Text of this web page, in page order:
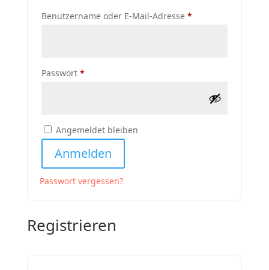
Benutzername oder E-Mail-Adresse *Erforderlich
Passwort *Erforderlich
Angemeldet bleiben
Anmelden
Passwort vergessen?
Registrieren